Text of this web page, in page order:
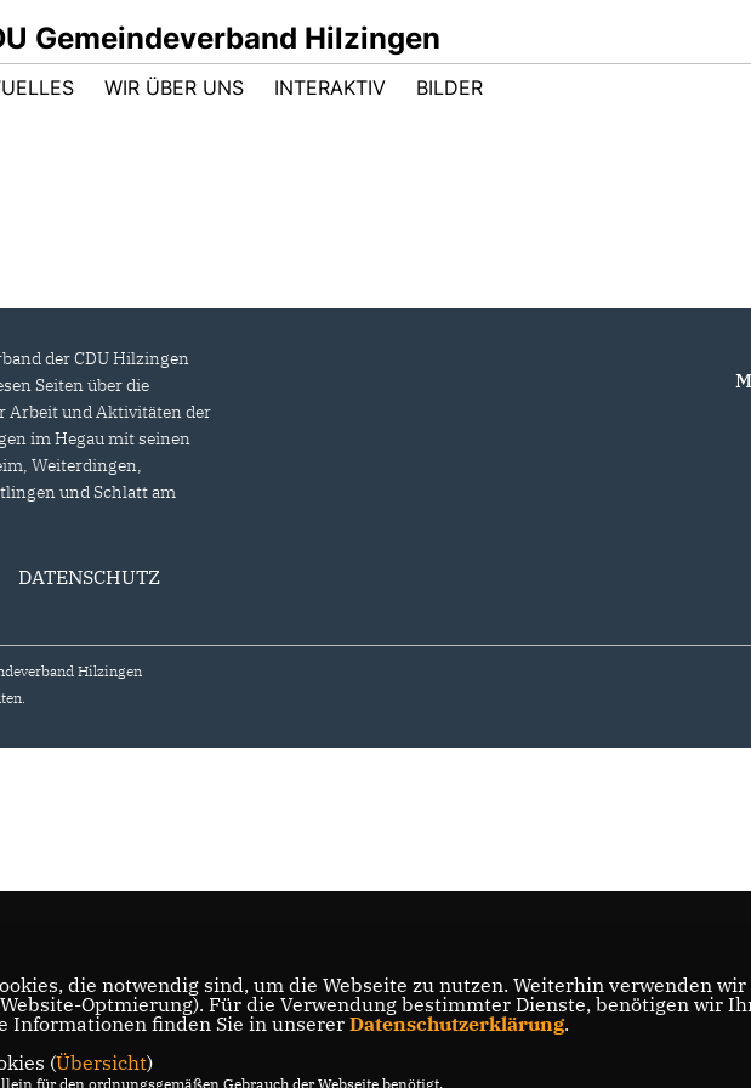
Gemeindeverband Hilzingen
WIR ÜBER UNS INTERAKTIV BILDER
der CDU Hilzingen
Seiten über die
Arbeit und Aktivitäten der
im Hegau mit seinen
Weiterdingen,
und Schlatt am
DATENSCHUTZ
Hilzingen
die notwendig sind, um die Webseite zu nutzen. Weiterhin verwenden
Optmierung). Für die Verwendung bestimmter Dienste, benötigen wir
Informationen finden Sie in unserer Datenschutzerklärung.
(Übersicht)
für den ordnungsgemäßen Gebrauch der Webseite benötigt.